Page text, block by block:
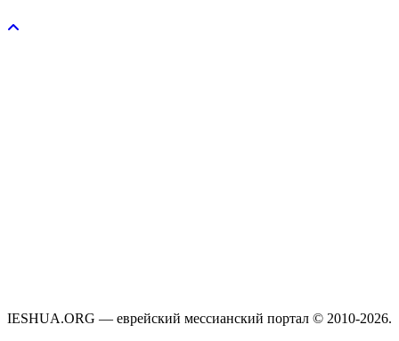
IESHUA.ORG — еврейский мессианский портал © 2010-2026.